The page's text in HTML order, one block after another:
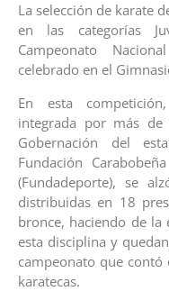
La selección de karate
en las categorías
Campeonato
celebrado en el
En esta
integrada por más
Gobernación del
Fundación
(Fundadeporte), se
distribuidas en 18
bronce, haciendo de la
esta disciplina y
campeonato que
karatecas.